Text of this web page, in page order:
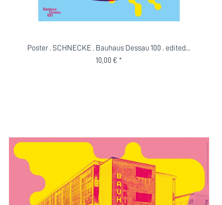
Poster . SCHNECKE . Bauhaus Dessau 100 . edited...
10,00 € *